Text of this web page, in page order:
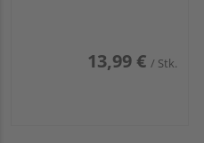
13,99 € / Stk.